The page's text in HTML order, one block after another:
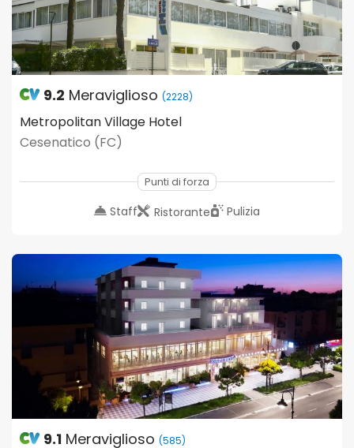
9.2 Meraviglioso (2228)
Metropolitan Village Hotel
Cesenatico (FC)
Punti di forza
Staff Ristorante Pulizia
9.1 Meraviglioso (585)